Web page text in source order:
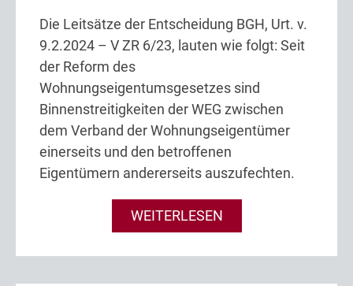
Die Leitsätze der Entscheidung BGH, Urt. v.
9.2.2024 – V ZR 6/23, lauten wie folgt: Seit
der Reform des
Wohnungseigentumsgesetzes sind
Binnenstreitigkeiten der WEG zwischen
dem Verband der Wohnungseigentümer
einerseits und den betroffenen
Eigentümern andererseits auszufechten.
WEITERLESEN